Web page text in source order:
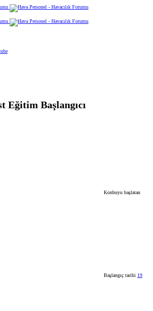
Eğitim Başlangıcı
Konbuyu başlatan
Başlangıç tarihi 19